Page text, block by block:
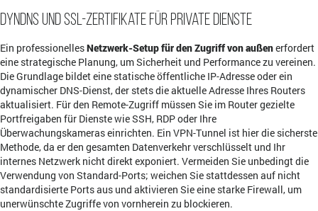
DynDNS und SSL-Zertifikate für private Dienste
Ein professionellesNetzwerk-Setup für den Zugriff von außenerfordert
eine strategische Planung, um Sicherheit und Performance zu vereinen.
Die Grundlage bildet eine statische öffentliche IP-Adresse oder ein
dynamischer DNS-Dienst, der stets die aktuelle Adresse Ihres Routers
aktualisiert. Für den Remote-Zugriff müssen Sie im Router gezielte
Portfreigaben für Dienste wie SSH, RDP oder Ihre
Überwachungskameras einrichten. Ein VPN-Tunnel ist hier die sicherste
Methode, da er den gesamten Datenverkehr verschlüsselt und Ihr
internes Netzwerk nicht direkt exponiert. Vermeiden Sie unbedingt die
Verwendung von Standard-Ports; weichen Sie stattdessen auf nicht
standardisierte Ports aus und aktivieren Sie eine starke Firewall, um
unerwünschte Zugriffe von vornherein zu blockieren.